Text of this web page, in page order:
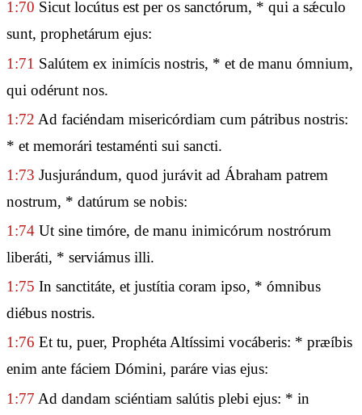
1:70 Sicut locútus est per os sanctórum, * qui a sǽculo
sunt, prophetárum ejus:
1:71 Salútem ex inimícis nostris, * et de manu ómnium,
qui odérunt nos.
1:72 Ad faciéndam misericórdiam cum pátribus nostris:
* et memorári testaménti sui sancti.
1:73 Jusjurándum, quod jurávit ad Ábraham patrem
nostrum, * datúrum se nobis:
1:74 Ut sine timóre, de manu inimicórum nostrórum
liberáti, * serviámus illi.
1:75 In sanctitáte, et justítia coram ipso, * ómnibus
diébus nostris.
1:76 Et tu, puer, Prophéta Altíssimi vocáberis: * præíbis
enim ante fáciem Dómini, paráre vias ejus:
1:77 Ad dandam sciéntiam salútis plebi ejus: * in